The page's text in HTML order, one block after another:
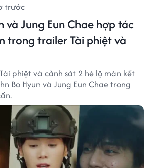
trước
và Jung Eun Chae hợp tác
trong trailer Tài phiệt và
phiệt và cảnh sát 2 hé lộ màn kết
Bo Hyun và Jung Eun Chae trong